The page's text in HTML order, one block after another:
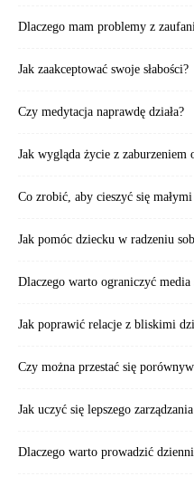
Dlaczego mam problemy z
Jak zaakceptować swoje słabości?
Czy medytacja naprawdę działa?
Jak wygląda życie z zaburzeniem
Co zrobić, aby cieszyć się
Jak pomóc dziecku w radzeniu
Dlaczego warto ograniczyć media
Jak poprawić relacje z bliskimi
Czy można przestać się
Jak uczyć się lepszego
Dlaczego warto prowadzić